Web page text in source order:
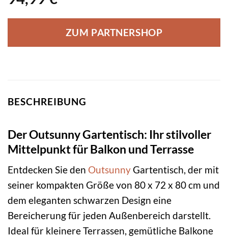
ZUM PARTNERSHOP
BESCHREIBUNG
Der Outsunny Gartentisch: Ihr stilvoller
Mittelpunkt für Balkon und Terrasse
Entdecken Sie den OutsunnyGartentisch, der mit
seiner kompakten Größe von 80 x 72 x 80 cm und
dem eleganten schwarzen Design eine
Bereicherung für jeden Außenbereich darstellt.
Ideal für kleinere Terrassen, gemütliche Balkone